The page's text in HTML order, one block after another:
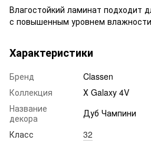
Влагостойкий ламинат подходит
с повышенным уровнем
Характеристики
Бренд
Classen
Коллекция
Х Galaxy 4V
Название
декора
Дуб Чампини
Класс
32